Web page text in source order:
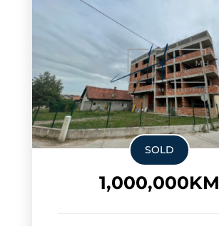
SOLD
1,000,000KM